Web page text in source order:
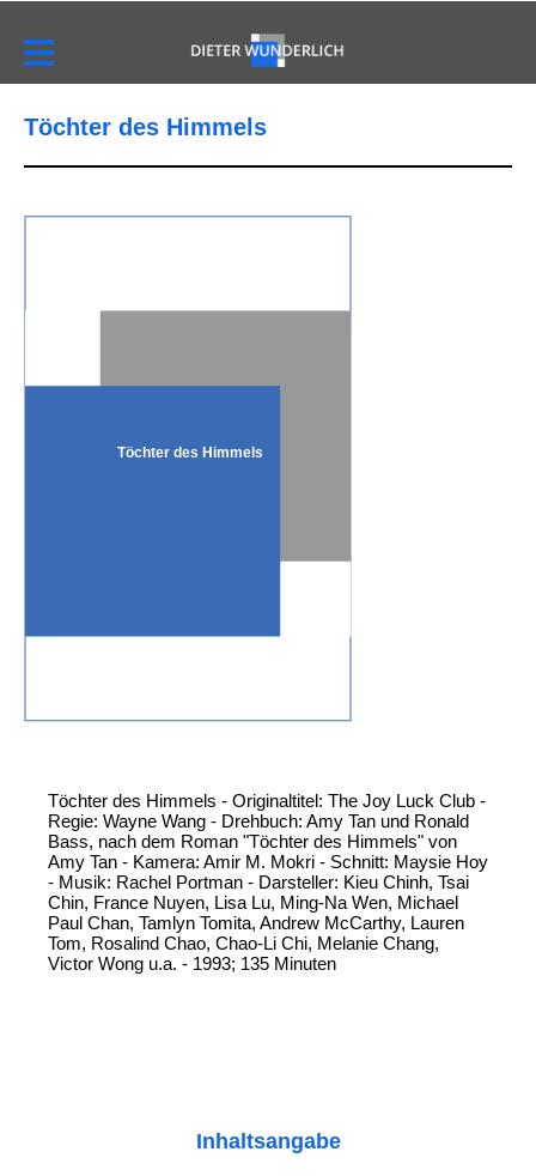
Töchter des Himmels
Töchter des Himmels
Töchter des Himmels - Originaltitel: The Joy Luck Club -
Regie: Wayne Wang - Drehbuch: Amy Tan und Ronald
Bass, nach dem Roman "Töchter des Himmels" von
Amy Tan - Kamera: Amir M. Mokri - Schnitt: Maysie Hoy
- Musik: Rachel Portman - Darsteller: Kieu Chinh, Tsai
Chin, France Nuyen, Lisa Lu, Ming-Na Wen, Michael
Paul Chan, Tamlyn Tomita, Andrew McCarthy, Lauren
Tom, Rosalind Chao, Chao-Li Chi, Melanie Chang,
Victor Wong u.a. - 1993; 135 Minuten
Inhaltsangabe